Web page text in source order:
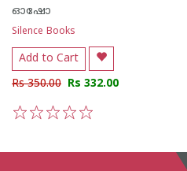
ഓഷോ
Silence Books
Add to Cart
Rs 350.00 Rs 332.00